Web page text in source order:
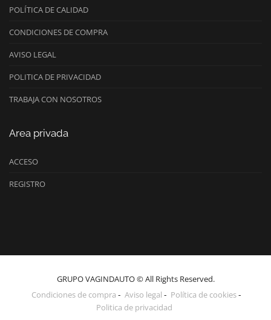
POLÍTICA DE CALIDAD
CONDICIONES DE COMPRA
AVISO LEGAL
POLITICA DE PRIVACIDAD
TRABAJA CON NOSOTROS
Area privada
ACCESO
REGISTRO
GRUPO VAGINDAUTO © All Rights Reserved.
Condiciones de compra
Aviso legal
Política de cookies
Politica de privacidad